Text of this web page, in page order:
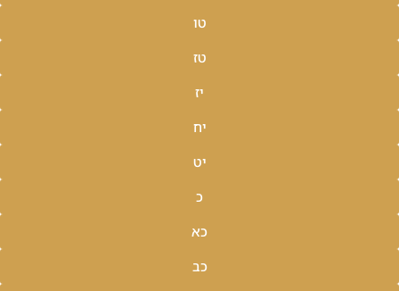
טו
טז
יז
יח
יט
כ
כא
כב